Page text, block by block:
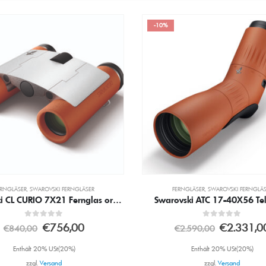
, SWAROVSKI FERNGLÄSER
ATC 17-40X56 Teleskop
out of 5
2.590,00 €2.331,00
Enthält 20% USt(20%)
zzgl.Versand
-10%
FERNGLÄSER, SWAROVSKI
out of 5
€900,00 €810,00
Enthält 20% USt(20%)
zzgl.Versand